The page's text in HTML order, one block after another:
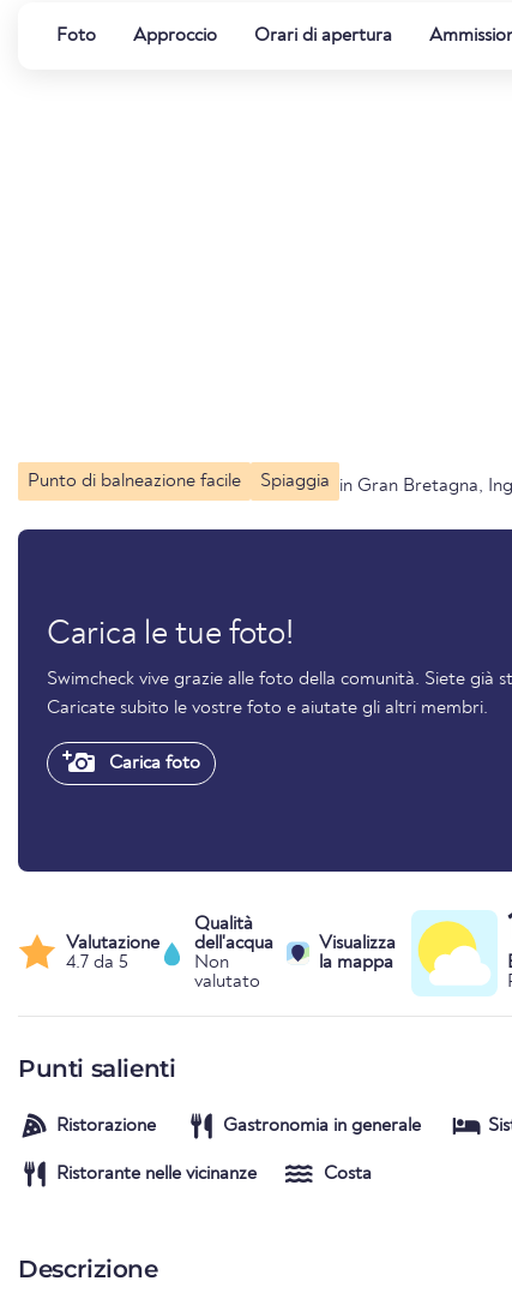
Foto Approccio Orari di apertura
Punto di balneazione facile Spiaggia in Gran Bretagna,
Carica le tue foto!
Swimcheck vive grazie alle foto della comunità. Siete già
Caricate subito le vostre foto e aiutate gli altri membri.
Carica foto
Valutazione
4.7 da 5
Qualità
dell'acqua
Non
valutato
Visualizza
la mappa
Punti salienti
Ristorazione Gastronomia in generale
Ristorante nelle vicinanze Costa
Descrizione